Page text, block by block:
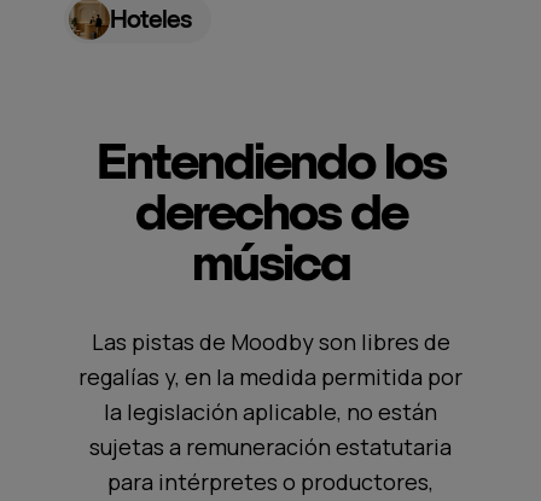
Hoteles
Las pistas de Moodby son libres de
regalías y, en la medida permitida por
la legislación aplicable, no están
sujetas a remuneración estatutaria
para intérpretes o productores,
Entendiendo los
derechos de
música